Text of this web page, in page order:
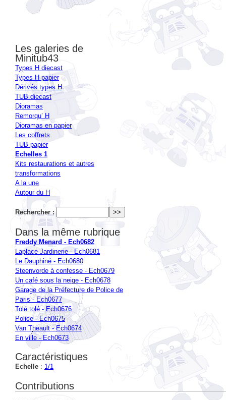
Minitub43
Types H diecast
Types H papier
Dérivés types H
TUB diecast
Dioramas
Remorqu’ H
Dioramas en papier
Les coffrets
TUB papier
Echelles 1
Kits restaurations et autres
transformations
A la une
Autour du H
Rechercher :
Dans la même rubrique
Freddy Menard - Ech0682
Laplace Jardinerie - Ech0681
Le Dauphiné - Ech0680
Steenvorde à confesse - Ech0679
Un café sous la neige - Ech0678
Garage de la Préfecture de Police de
Paris - Ech0677
Tolé tolé - Ech0676
Police - Ech0675
Van Theault - Ech0674
En ville - Ech0673
Caractéristiques
Echelle : 1/1
Contributions
2010-2026 Minitub43.com